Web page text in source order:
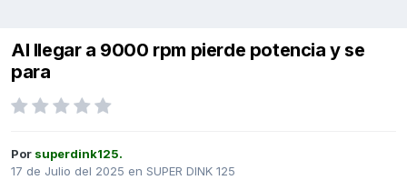
Al llegar a 9000 rpm pierde potencia y se
para
Por superdink125.
17 de Julio del 2025 en SUPER DINK 125